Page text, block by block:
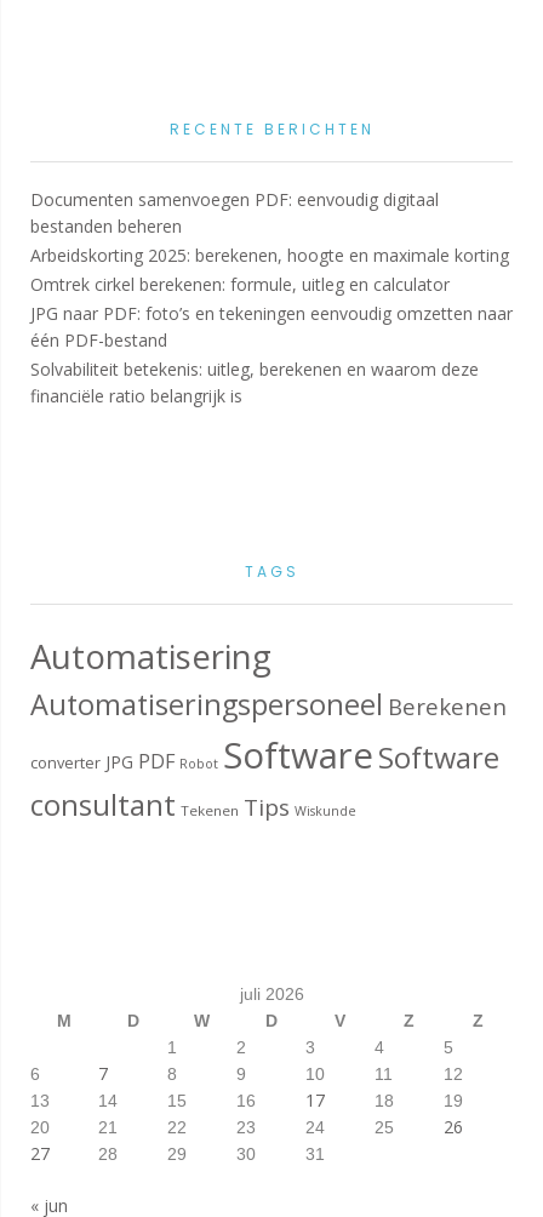
RECENTE BERICHTEN
Documenten samenvoegen PDF: eenvoudig digitaal
bestanden beheren
Arbeidskorting 2025: berekenen, hoogte en maximale korting
Omtrek cirkel berekenen: formule, uitleg en calculator
JPG naar PDF: foto’s en tekeningen eenvoudig omzetten naar
één PDF-bestand
Solvabiliteit betekenis: uitleg, berekenen en waarom deze
financiële ratio belangrijk is
TAGS
Automatisering
Automatiseringspersoneel Berekenen
converter JPG PDF Robot SoftwareSoftware
consultant Tekenen Tips Wiskunde
juli 2026
M
D W D V Z
Z
1
2 3 4
5
6
7 8 9 10 11
12
13
14 15 16 17 18
19
20
21 22 23 24 25
26
27
28 29 30 31
« jun